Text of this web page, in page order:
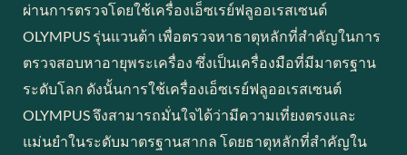
ผ่านการตรวจโดยใช้เครื่องเอ็ซเรย์ฟลูออเรสเซนต์
OLYMPUS รุ่นแวนต้า เพื่อตรวจหาธาตุหลักที่สำคัญในการ
ตรวจสอบหาอายุพระเครื่อง ซึ่งเป็นเครื่องมือที่มีมาตรฐาน
ระดับโลก ดังนั้นการใช้เครื่องเอ็ซเรย์ฟลูออเรสเซนต์
OLYMPUS จึงสามารถมั่นใจได้ว่ามีความเที่ยงตรงและ
แม่นยำในระดับมาตรฐานสากล โดยธาตุหลักที่สำคัญใน